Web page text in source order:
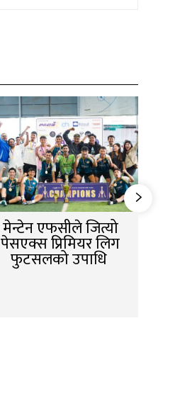
मेन्टेन एफसीले जित्यो
पेसएक्स प्रिमियर लिग
फुटसलको उपाधि